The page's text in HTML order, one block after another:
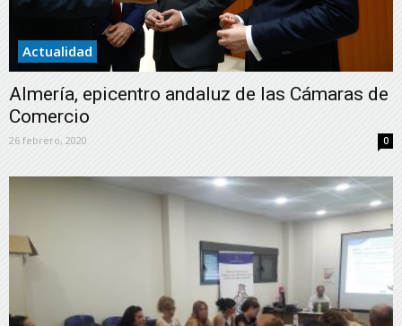
Actualidad
Almería, epicentro andaluz de las Cámaras de
Comercio
26 febrero, 2020 0